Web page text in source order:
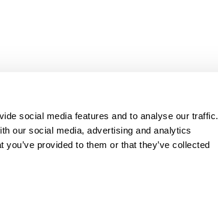
social media features and to analyse our traffic.
our social media, advertising and analytics
provided to them or that they’ve collected